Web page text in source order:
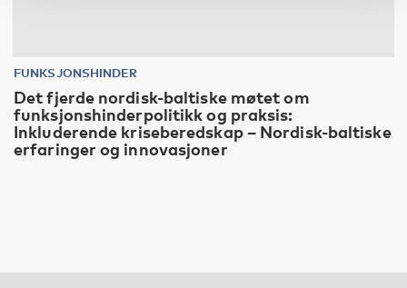
FUNKSJONSHINDER
Det fjerde nordisk-baltiske møtet om
funksjonshinderpolitikk og praksis:
Inkluderende kriseberedskap – Nordisk-baltiske
erfaringer og innovasjoner